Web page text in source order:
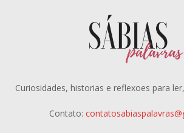
Curiosidades, historias e reflexoes para
Contato: